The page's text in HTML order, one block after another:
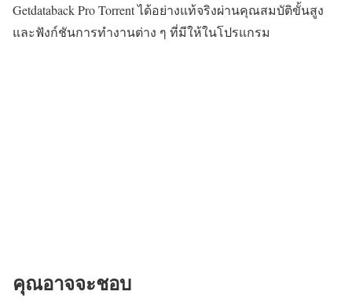
Getdataback Pro Torrent ได้อย่างแท้จริงผ่านคุณสมบัติขั้นสูง
และฟังก์ชันการทำงานต่าง ๆ ที่มีให้ในโปรแกรม
คุณอาจจะชอบ